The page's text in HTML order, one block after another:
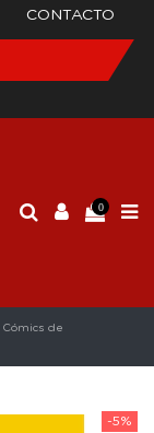
CONTACTO
0
Cómics de
-5%